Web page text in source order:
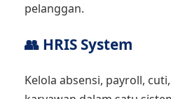
pelanggan.
👥 HRIS System
Kelola absensi, payroll,